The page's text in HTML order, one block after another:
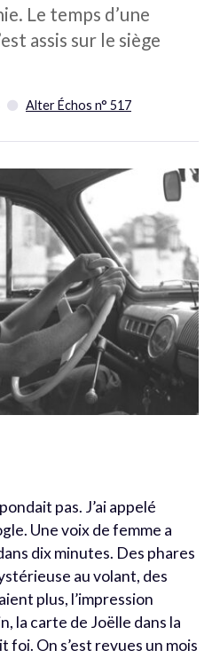
Le temps d’une
assis sur le siège
Alter Échos n° 517
pas. J’ai appelé
Une voix de femme a
dix minutes. Des phares
au volant, des
plus, l’impression
la carte de Joëlle dans la
foi. On s’est revues un mois